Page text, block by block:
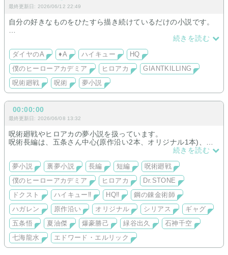
最終更新日: 2026/06/12 22:49
自分の好きなものをひたすら描き続けているだけの小説です。
BL小説はありません。
小説読む前に、必ずプロフ確認してください！
説明つらつらと並べてます♪
続きを読む
ダイヤのA ♦A ハイキュー
HQ
僕のヒーローアカデミア
ヒロアカ
GIANTKILLING
呪術廻戦
呪術 夢小説
00:00:00
最終更新日: 2026/06/08 13:32
呪術廻戦やヒロアカの夢小説を扱っています。
呪術長編は、五条さん中心(原作沿い2本、オリジナル1本)、短
裏夢も書いていこうかなと思っています。
短編では、ドクストやハイキューなども書いてます。
拙い文章ではありますが、少しでも皆様の心の隅っこにちょこ
んと残ってくれると嬉しいです。
時間があれば、他の作品も書きたいと思っています。
続きを読む
夢小説 裏夢小説 長編 短編
呪術廻戦
僕のヒーローアカデミア
ヒロアカ
Dr.STONE
ドクスト
ハイキュー‼︎ HQ‼︎
鋼の錬金術師
ハガレン
原作沿い オリジナル シリアス
ギャグ
五条悟
夏油傑 爆豪勝己 緑谷出久
石神千空
七海龍水
エドワード・エルリック